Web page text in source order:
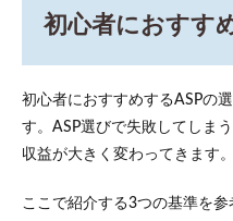
アフ
ュー
ース
初心者におすす
初心者におすすめするASPの
す。ASP選びで失敗してしま
収益が大きく変わってきます。
ここで紹介する3つの基準を